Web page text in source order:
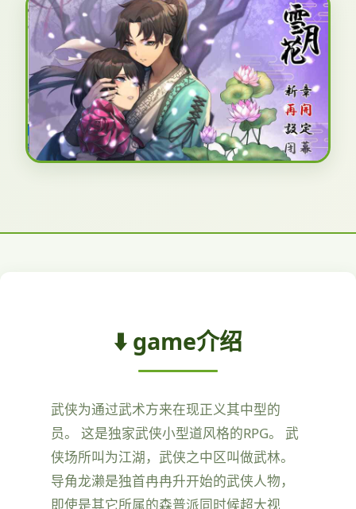
⬇️ game介绍
武侠为通过武术方来在现正义其中型的
员。 这是独家武侠小型道风格的RPG。 武
侠场所叫为江湖，武侠之中区叫做武林。
导角龙濑是独首冉冉升开始的武侠人物，
即使是其它所属的森普派同时候超大视